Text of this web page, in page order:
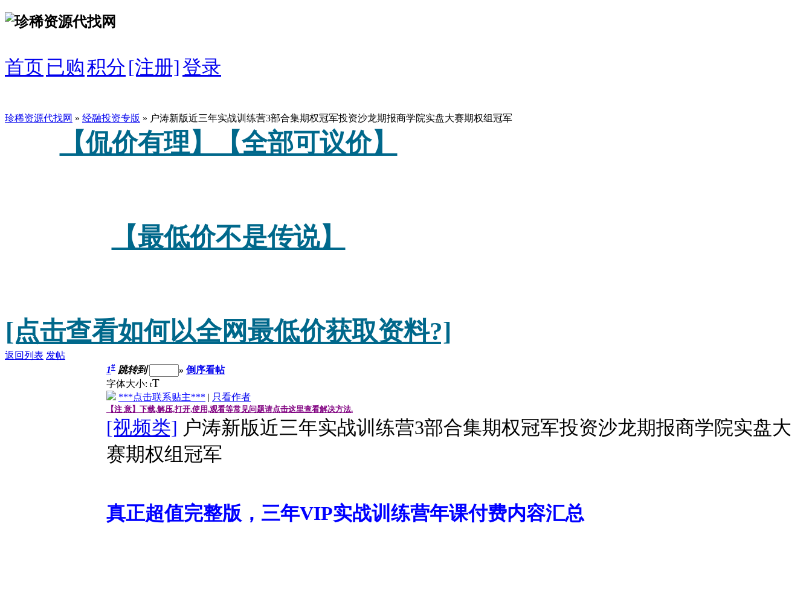
首页 已购积分[注册]登录
珍稀资源代找网 » 经融投资专版 » 户涛新版近三年实战训练营3部合集期权冠军投资沙龙期报商学院实盘大赛期权组冠军
【侃价有理】【全部可议价】
【最低价不是传说】
[点击查看如何以全网最低价获取资料?]
返回列表 发帖
1# 跳转到 » 倒序看帖
字体大小: tT
***点击联系贴主*** | 只看作者
【注 意】下载,解压,打开,使用,观看等常见问题请点击这里查看解决方法.
[视频类] 户涛新版近三年实战训练营3部合集期权冠军投资沙龙期报商学院实盘大
赛期权组冠军
真正超值完整版，三年VIP实战训练营年课付费内容汇总